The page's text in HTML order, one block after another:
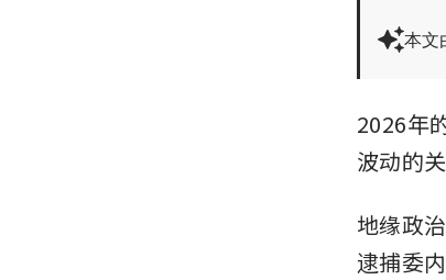
本文
2026年
波动的
地缘政
逮捕委